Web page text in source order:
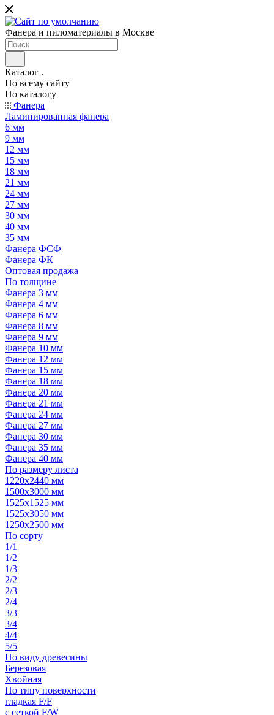
Фанера и пиломатериалы в Москве
Каталог
По всему сайту
По каталогу
Фанера
Ламинированная фанера
6 мм
9 мм
12 мм
15 мм
18 мм
21 мм
24 мм
27 мм
30 мм
40 мм
35 мм
Фанера ФСФ
Фанера ФК
Оптовая продажа
По толщине
Фанера 3 мм
Фанера 4 мм
Фанера 6 мм
Фанера 8 мм
Фанера 9 мм
Фанера 10 мм
Фанера 12 мм
Фанера 15 мм
Фанера 18 мм
Фанера 20 мм
Фанера 21 мм
Фанера 24 мм
Фанера 27 мм
Фанера 30 мм
Фанера 35 мм
Фанера 40 мм
По размеру листа
1220х2440 мм
1500х3000 мм
1525x1525 мм
1525х3050 мм
1250х2500 мм
По сорту
1/1
1/2
1/3
2/2
2/3
2/4
3/3
3/4
4/4
5/5
По виду древесины
Березовая
Хвойная
По типу поверхности
гладкая F/F
с сеткой F/W